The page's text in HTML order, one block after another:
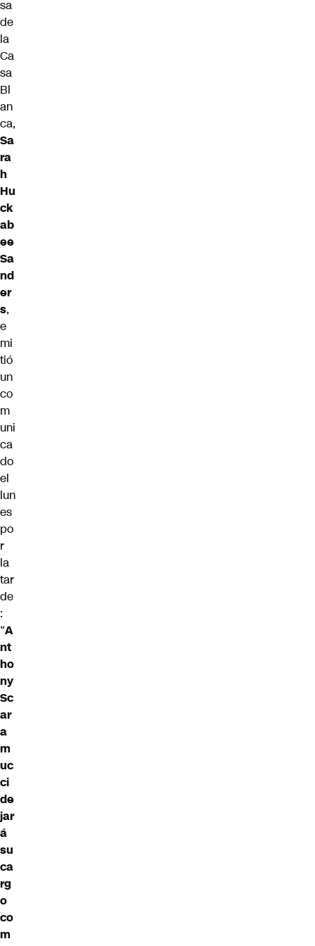
sa
de
la
Ca
sa
Bl
an
ca,
Sa
ra
h
Hu
ck
ab
ee
Sa
nd
er
s,
e
mi
tió
un
co
m
uni
ca
do
el
lun
es
po
r
la
tar
de
:
“A
nt
ho
ny
Sc
ar
a
m
uc
ci
de
jar
á
su
ca
rg
o
co
m